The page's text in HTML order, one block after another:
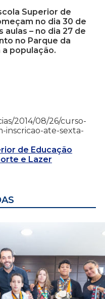
Superior de
no dia 30 de
– no dia 27 de
no Parque da
população.
2014/08/26/curso-
inscricao-ate-sexta-
de Educação
e Lazer